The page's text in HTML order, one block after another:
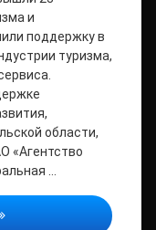
и
поддержку в
туризма,
области,
«Агентство
…
малых городах